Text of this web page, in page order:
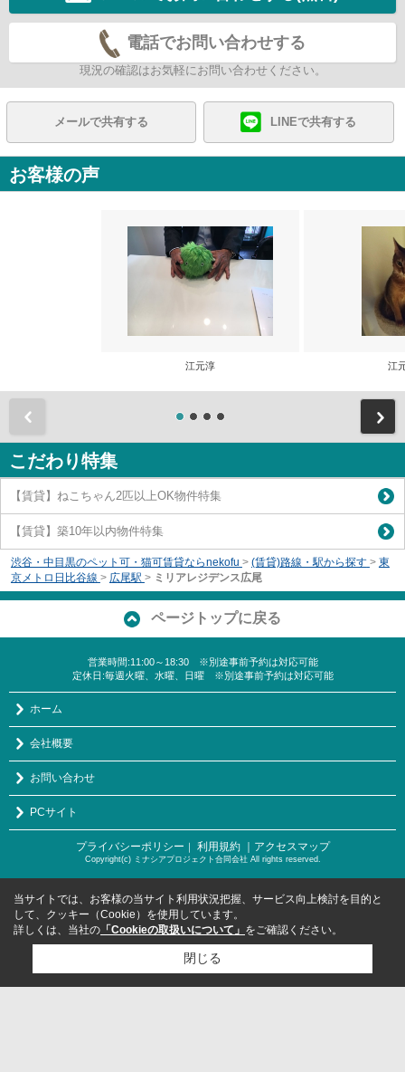
電話でお問い合わせする
現況の確認はお気軽にお問い合わせください。
メールで共有する LINEで共有する
お客様の声
江元淳 江
こだわり特集
【賃貸】ねこちゃん2匹以上OK物件特集
【賃貸】築10年以内物件特集
渋谷・中目黒のペット可・猫可賃貸ならnekofu > (賃貸)路線・駅から探す > 東
京メトロ日比谷線 > 広尾駅 > ミリアレジデンス広尾
ページトップに戻る
営業時間:11:00～18:30 ※別途事前予約は対応可能
定休日:毎週火曜、水曜、日曜 ※別途事前予約は対応可能
ホーム
会社概要
お問い合わせ
PCサイト
プライバシーポリシー 利用規約 ｜アクセスマップ
Copyright(c) ミナシアプロジェクト合同会社 All rights reserved.
当サイトでは、お客様の当サイト利用状況把握、サービス向上検討を目的と
して、クッキー（Cookie）を使用しています。
詳しくは、当社の 「Cookieの取扱いについて」 をご確認ください。
閉じる